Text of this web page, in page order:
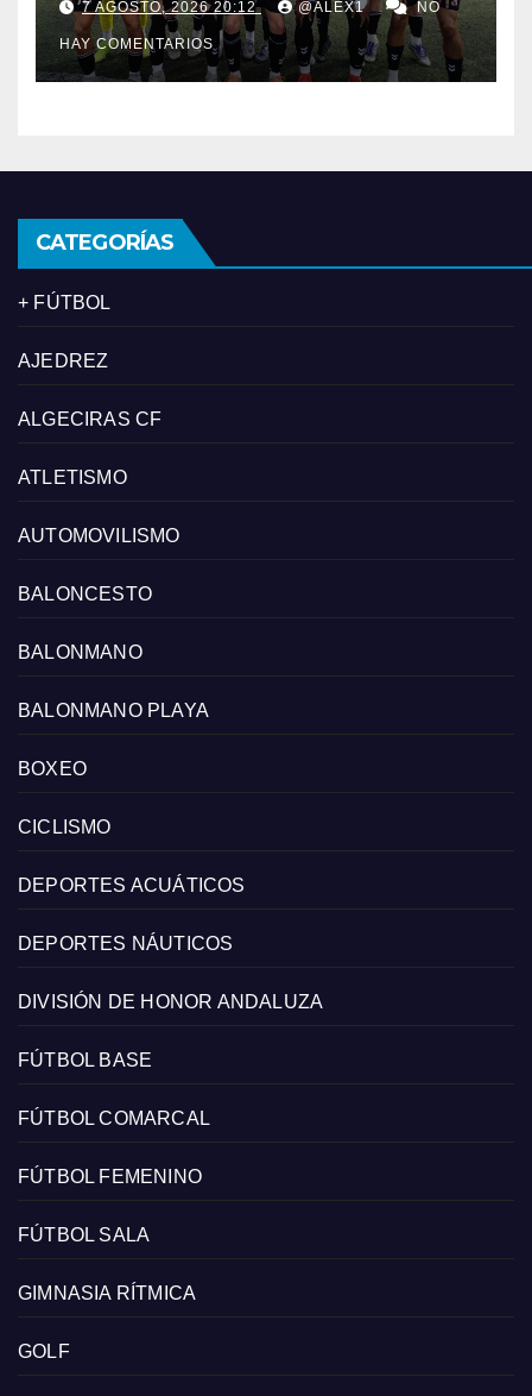
Primera al filial de la RB
Linense
7 AGOSTO, 2026 20:12 @ALEX1 NO
HAY COMENTARIOS
CATEGORÍAS
+ FÚTBOL
AJEDREZ
ALGECIRAS CF
ATLETISMO
AUTOMOVILISMO
BALONCESTO
BALONMANO
BALONMANO PLAYA
BOXEO
CICLISMO
DEPORTES ACUÁTICOS
DEPORTES NÁUTICOS
DIVISIÓN DE HONOR ANDALUZA
FÚTBOL BASE
FÚTBOL COMARCAL
FÚTBOL FEMENINO
FÚTBOL SALA
GIMNASIA RÍTMICA
GOLF